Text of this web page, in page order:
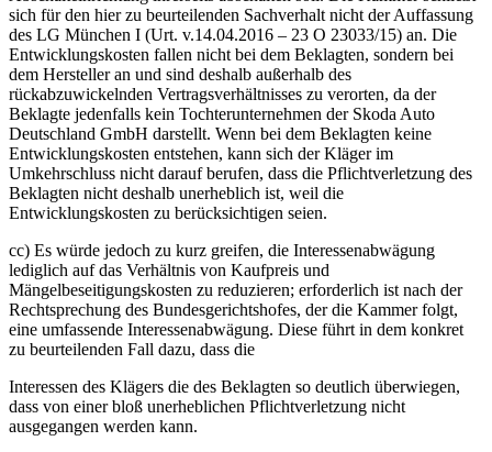
sich für den hier zu beurteilenden Sachverhalt nicht der Auffassung
des LG München I (Urt. v.14.04.2016 – 23 O 23033/15) an. Die
Entwicklungskosten fallen nicht bei dem Beklagten, sondern bei
dem Hersteller an und sind deshalb außerhalb des
rückabzuwickelnden Vertragsverhältnisses zu verorten, da der
Beklagte jedenfalls kein Tochterunternehmen der Skoda Auto
Deutschland GmbH darstellt. Wenn bei dem Beklagten keine
Entwicklungskosten entstehen, kann sich der Kläger im
Umkehrschluss nicht darauf berufen, dass die Pflichtverletzung des
Beklagten nicht deshalb unerheblich ist, weil die
Entwicklungskosten zu berücksichtigen seien.
cc) Es würde jedoch zu kurz greifen, die Interessenabwägung
lediglich auf das Verhältnis von Kaufpreis und
Mängelbeseitigungskosten zu reduzieren; erforderlich ist nach der
Rechtsprechung des Bundesgerichtshofes, der die Kammer folgt,
eine umfassende Interessenabwägung. Diese führt in dem konkret
zu beurteilenden Fall dazu, dass die
Interessen des Klägers die des Beklagten so deutlich überwiegen,
dass von einer bloß unerheblichen Pflichtverletzung nicht
ausgegangen werden kann.